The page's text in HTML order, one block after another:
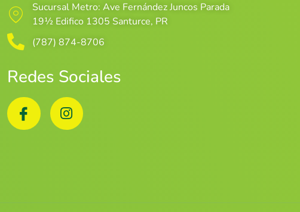
Sucursal Metro: Ave Fernández Juncos Parada
19½ Edifico 1305 Santurce, PR
(787) 874-8706
Redes Sociales